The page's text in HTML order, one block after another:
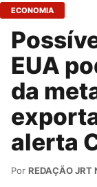
ECONOMIA
EUA
da
alerta
Por REDAÇÃO JRT